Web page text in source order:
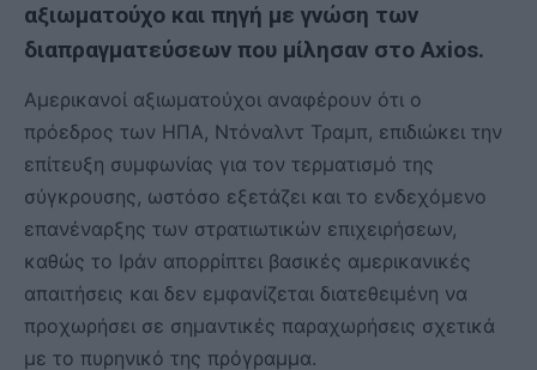
αξιωματούχο και πηγή με γνώση των
διαπραγματεύσεων που μίλησαν στο Axios.
Αμερικανοί αξιωματούχοι αναφέρουν ότι ο
πρόεδρος των ΗΠΑ, Ντόναλντ Τραμπ, επιδιώκει την
επίτευξη συμφωνίας για τον τερματισμό της
σύγκρουσης, ωστόσο εξετάζει και το ενδεχόμενο
επανέναρξης των στρατιωτικών επιχειρήσεων,
καθώς το Ιράν απορρίπτει βασικές αμερικανικές
απαιτήσεις και δεν εμφανίζεται διατεθειμένη να
προχωρήσει σε σημαντικές παραχωρήσεις σχετικά
με το πυρηνικό της πρόγραμμα.